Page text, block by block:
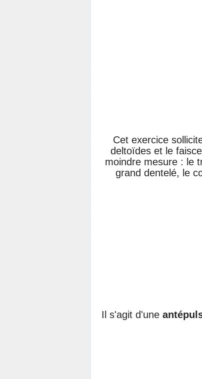
Cet exercice
deltoïdes et le
moindre mesure : le
grand dentelé, le
Il s'agit d'une